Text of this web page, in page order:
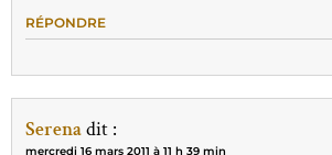
RÉPONDRE
Serenadit :
mercredi 16 mars 2011 à 11 h 39 min